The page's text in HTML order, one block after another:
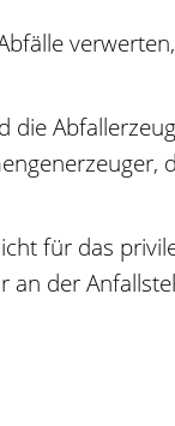
die
für das
an der